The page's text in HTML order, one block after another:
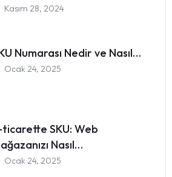
Kasım 28, 2024
Numarası Nedir ve Nasıl…
Ocak 24, 2025
ticarette SKU: Web
Nasıl…
Ocak 24, 2025